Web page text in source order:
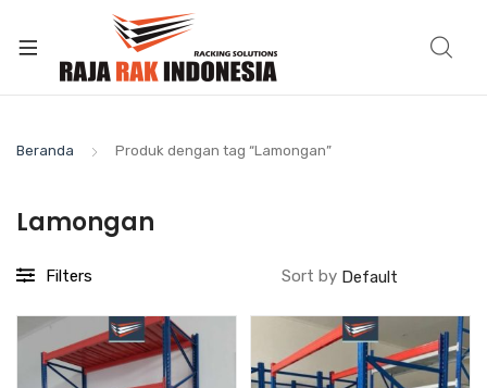
Beranda Produk dengan tag “Lamongan”
Lamongan
Filters Sort by